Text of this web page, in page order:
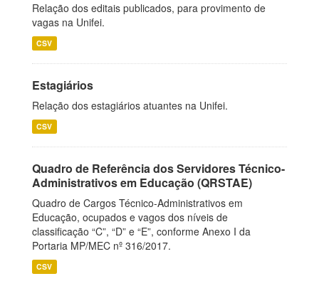
Relação dos editais publicados, para provimento de
vagas na Unifei.
CSV
Estagiários
Relação dos estagiários atuantes na Unifei.
CSV
Quadro de Referência dos Servidores Técnico-
Administrativos em Educação (QRSTAE)
Quadro de Cargos Técnico-Administrativos em
Educação, ocupados e vagos dos níveis de
classificação “C”, “D” e “E”, conforme Anexo I da
Portaria MP/MEC nº 316/2017.
CSV